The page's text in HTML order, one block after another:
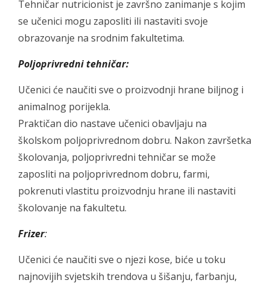
Tehničar nutricionist je završno zanimanje s kojim
se učenici mogu zaposliti ili nastaviti svoje
obrazovanje na srodnim fakultetima.
Poljoprivredni tehničar:
Učenici će naučiti sve o proizvodnji hrane biljnog i
animalnog porijekla.
Praktičan dio nastave učenici obavljaju na
školskom poljoprivrednom dobru. Nakon završetka
školovanja, poljoprivredni tehničar se može
zaposliti na poljoprivrednom dobru, farmi,
pokrenuti vlastitu proizvodnju hrane ili nastaviti
školovanje na fakultetu.
Frizer:
Učenici će naučiti sve o njezi kose, biće u toku
najnovijih svjetskih trendova u šišanju, farbanju,